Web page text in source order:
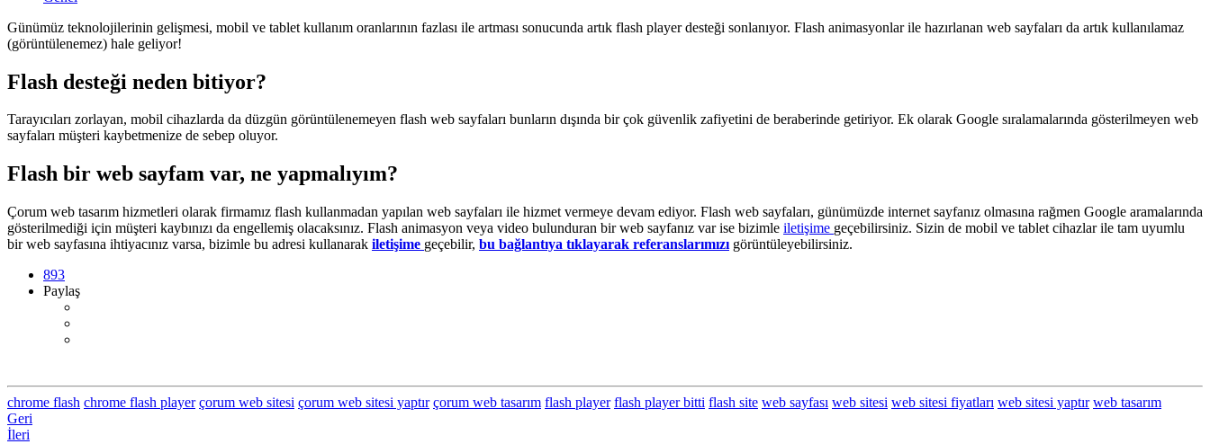
Günümüz teknolojilerinin gelişmesi, mobil ve tablet kullanım oranlarının fazlası ile artması sonucunda artık flash player desteği sonlanıyor. Flash animasyonlar ile hazırlanan web sayfaları da artık kullanılamaz
(görüntülenemez) hale geliyor!
Flash desteği neden bitiyor?
Tarayıcıları zorlayan, mobil cihazlarda da düzgün görüntülenemeyen flash web sayfaları bunların dışında bir çok güvenlik zafiyetini de beraberinde getiriyor. Ek olarak Google sıralamalarında gösterilmeyen web
sayfaları müşteri kaybetmenize de sebep oluyor.
Flash bir web sayfam var, ne yapmalıyım?
Çorum web tasarım hizmetleri olarak firmamız flash kullanmadan yapılan web sayfaları ile hizmet vermeye devam ediyor. Flash web sayfaları, günümüzde internet sayfanız olmasına rağmen Google aramalarında
gösterilmediği için müşteri kaybınızı da engellemiş olacaksınız. Flash animasyon veya video bulunduran bir web sayfanız var ise bizimle iletişime geçebilirsiniz. Sizin de mobil ve tablet cihazlar ile tam uyumlu
bir web sayfasına ihtiyacınız varsa, bizimle bu adresi kullanarak iletişime geçebilir, bu bağlantıya tıklayarak referanslarımızı görüntüleyebilirsiniz.
893
Paylaş
chrome flash chrome flash player çorum web sitesi çorum web sitesi yaptır çorum web tasarım flash player flash player bitti flash site web sayfası web sitesi web sitesi fiyatları web sitesi yaptır web tasarım
Geri
İleri